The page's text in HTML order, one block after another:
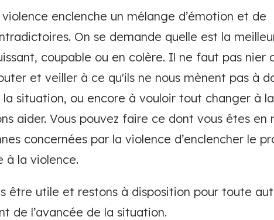
enclenche un mélange d’émotion et de
On se demande quelle est la
coupable ou en colère. Il ne faut pas nier
et veiller à ce qu'ils ne nous mènent pas à
situation, ou encore à vouloir tout changer à
aider. Vous pouvez faire ce dont vous êtes en
concernées par la violence d’enclencher le
à la violence.
être utile et restons à disposition pour toute
de l’avancée de la situation.